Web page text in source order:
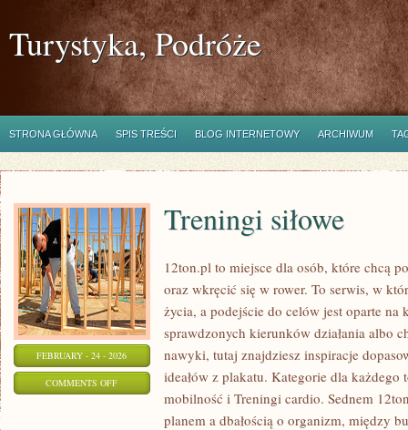
Turystyka, Podróże
STRONA GŁÓWNA SPIS TREŚCI BLOG INTERNETOWY ARCHIWUM
FEBRUARY - 24 - 2026
COMMENTS OFFON
Treningi siłowe
12ton.pl to miejsce dla osób, które chcą
oraz wkręcić się w rower. To serwis, w
życia, a podejście do celów jest oparte na
sprawdzonych kierunków działania albo
nawyki, tutaj znajdziesz inspiracje
ideałów z plakatu. Kategorie dla
mobilność i Treningi cardio. Sednem
planem a dbałością o organizm, między